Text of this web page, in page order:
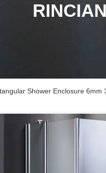
Shower Enclosure 6mm